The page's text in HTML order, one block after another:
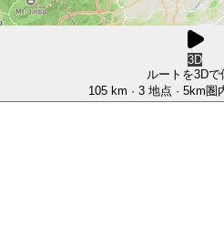
3D
ルートを3Dで
105 km · 3 地点 · 5km圏